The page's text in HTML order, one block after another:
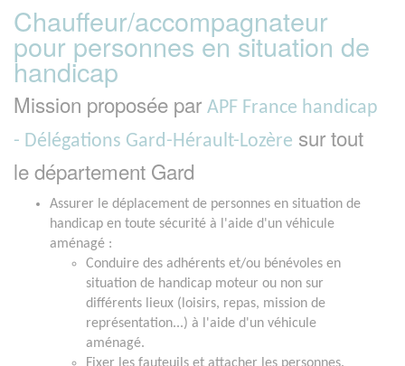
Chauffeur/accompagnateur
pour personnes en situation de
handicap
Mission proposée par APF France handicap
- Délégations Gard-Hérault-Lozère sur tout
le département Gard
Assurer le déplacement de personnes en situation de
handicap en toute sécurité à l'aide d'un véhicule
aménagé :
Conduire des adhérents et/ou bénévoles en
situation de handicap moteur ou non sur
différents lieux (loisirs, repas, mission de
représentation...) à l'aide d'un véhicule
aménagé.
Fixer les fauteuils et attacher les personnes.